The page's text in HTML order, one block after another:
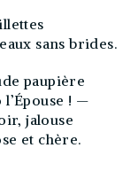
sans brides.
paupière
! —
jalouse
et chère.